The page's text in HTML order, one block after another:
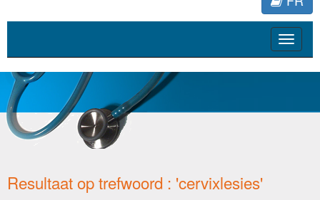
Toggle
Resultaat op trefwoord : 'cervixlesies'